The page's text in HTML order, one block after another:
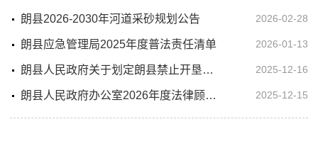
朗县2026-2030年河道采砂规划公告 2026-02-28
朗县应急管理局2025年度普法责任清单 2026-01-13
朗县人民政府关于划定朗县禁止开垦陡坡地范围的公告 2025-12-16
朗县人民政府办公室2026年度法律顾问服务项目公开比选中标公告 2025-12-15